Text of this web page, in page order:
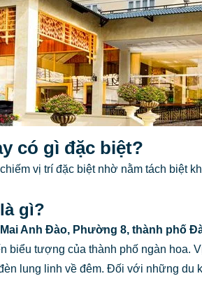
có gì đặc biệt?
vị trí đặc biệt nhờ nằm tách biệt
gì?
Anh Đào, Phường 8, thành phố
biểu tượng của thành phố ngàn hoa.
lung linh về đêm. Đối với những du